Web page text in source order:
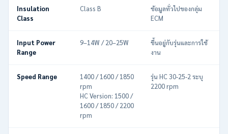
Insulation
Class
Class B
ข้อมูลทั่วไปของกลุ่ม
ECM
Input Power
Range
9–14W / 20–25W
ขึ้นอยู่กับรุ่นและการใช้
งาน
Speed Range
1400 / 1600 / 1850
rpm
HC Version: 1500 /
1600 / 1850 / 2200
rpm
รุ่น HC 30-25-2 ระบุ
2200 rpm